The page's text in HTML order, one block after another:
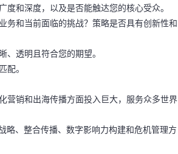
和深度，以及是否能触达您的核心受众。
务和当前面临的挑战？策略是否具有创新性和
透明且符合您的期望。
。
营销和出海传播方面投入巨大，服务众多世界
略、整合传播、数字影响力构建和危机管理方